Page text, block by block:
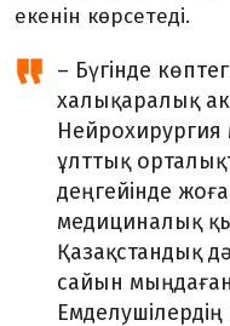
екенін көрсетеді.
– Бүгінде
халықаралық
Нейрохирургия
ұлттық
деңгейінде
медициналық
Қазақстандық
сайын